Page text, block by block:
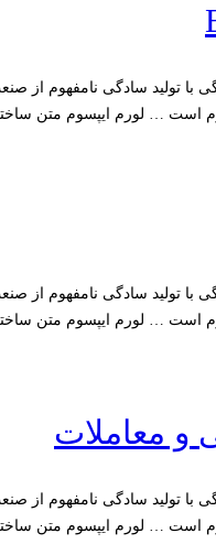
با تولید سادگی نامفهوم از
است … لورم ایپسوم متن
با تولید سادگی نامفهوم از
است … لورم ایپسوم متن
و معاملات
با تولید سادگی نامفهوم از
است … لورم ایپسوم متن